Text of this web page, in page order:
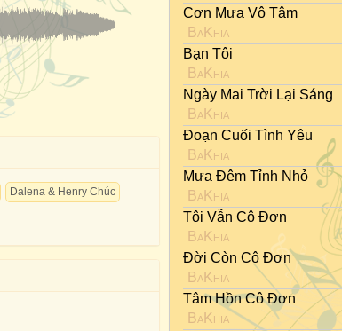
Dalena & Henry Chúc
Cơn Mưa Vô Tâm
BaKhia
Bạn Tôi
BaKhia
Ngày Mai Trời Lại Sáng
BaKhia
Đoạn Cuối Tình Yêu
BaKhia
Mưa Đêm Tỉnh Nhỏ
BaKhia
Tôi Vẫn Cô Đơn
BaKhia
Đời Còn Cô Đơn
BaKhia
Tâm Hồn Cô Đơn
BaKhia